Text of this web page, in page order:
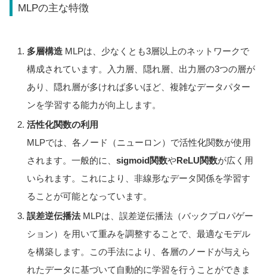
MLPの主な特徴
多層構造 MLPは、少なくとも3層以上のネットワークで
構成されています。入力層、隠れ層、出力層の3つの層が
あり、隠れ層が多ければ多いほど、複雑なデータパター
ンを学習する能力が向上します。
活性化関数の利用
MLPでは、各ノード（ニューロン）で活性化関数が使用
されます。一般的に、 sigmoid関数やReLU関数が広く用
いられます。これにより、非線形なデータ関係を学習す
ることが可能となっています。
誤差逆伝播法MLPは、誤差逆伝播法（バックプロパゲー
ション）を用いて重みを調整することで、最適なモデル
を構築します。この手法により、各層のノードが与えら
れたデータに基づいて自動的に学習を行うことができま